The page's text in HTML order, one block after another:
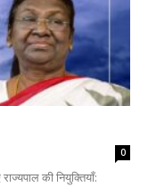
0
की नियुक्तियाँ: